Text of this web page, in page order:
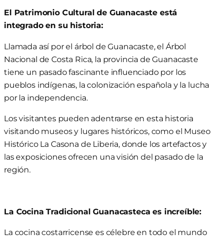
El Patrimonio Cultural de Guanacaste está
integrado en su historia:
Llamada así por el árbol de Guanacaste, el Árbol
Nacional de Costa Rica, la provincia de Guanacaste
tiene un pasado fascinante influenciado por los
pueblos indígenas, la colonización española y la lucha
por la independencia.
Los visitantes pueden adentrarse en esta historia
visitando museos y lugares históricos, como el Museo
Histórico La Casona de Liberia, donde los artefactos y
las exposiciones ofrecen una visión del pasado de la
región.
La Cocina Tradicional Guanacasteca es increíble:
La cocina costarricense es célebre en todo el mundo